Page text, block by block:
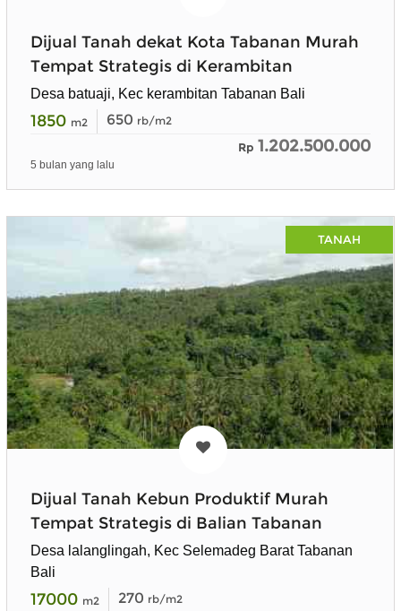
Dijual Tanah dekat Kota Tabanan Murah
Tempat Strategis di Kerambitan
Desa batuaji, Kec kerambitan Tabanan Bali
1850 m2 650 rb/m2
Rp 1.202.500.000
5 bulan yang lalu
TANAH
Dijual Tanah Kebun Produktif Murah
Tempat Strategis di Balian Tabanan
Desa lalanglingah, Kec Selemadeg Barat Tabanan
Bali
17000 m2 270 rb/m2